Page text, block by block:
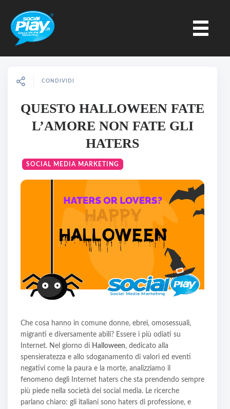
CONDIVIDI
QUESTO HALLOWEEN FATE
L’AMORE NON FATE GLI
HATERS
SOCIAL MEDIA MARKETING
Che cosa hanno in comune donne, ebrei, omosessuali,
migranti e diversamente abili? Essere i più odiati su
Internet. Nel giorno di Halloween, dedicato alla
spensieratezza e allo sdoganamento di valori ed eventi
negativi come la paura e la morte, analizziamo il
fenomeno degli Internet haters che sta prendendo sempre
più piede nella società dei social media. Le ricerche
parlano chiaro: gli italiani sono haters di professione, e